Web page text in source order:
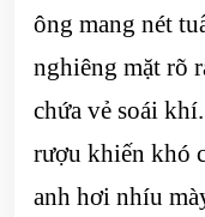
ông mang nét
nghiêng mặt rõ
chứa vẻ soái
rượu khiến khó
anh hơi nhíu